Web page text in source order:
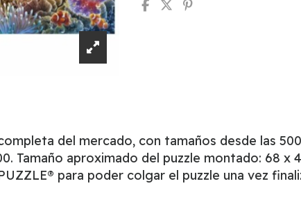
del mercado, con tamaños desde las
Tamaño aproximado del puzzle montado: 68 x
para poder colgar el puzzle una vez